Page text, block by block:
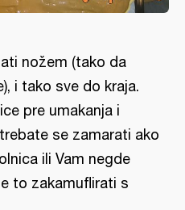
nožem (tako da
i tako sve do kraja.
pre umakanja i
se zamarati ako
ili Vam negde
to zakamuflirati s